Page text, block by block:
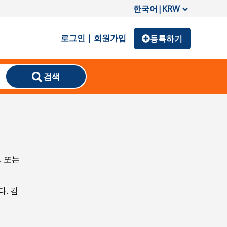
한국어|KRW
로그인 | 회원가입 등록하기
검색
또는
. 감